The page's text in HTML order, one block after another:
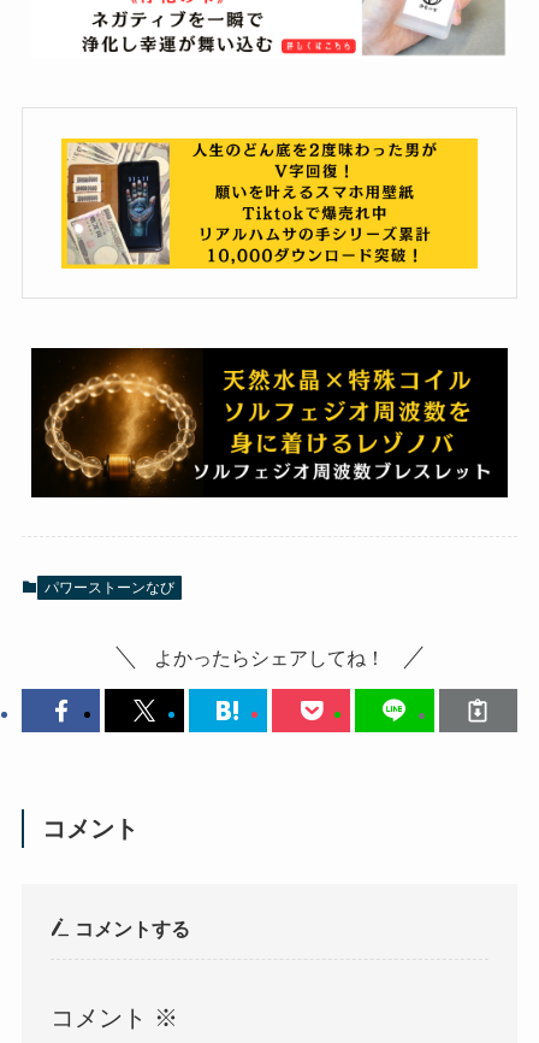
パワーストーンなび
よかったらシェアしてね！
コメント
コメントする
コメント ※